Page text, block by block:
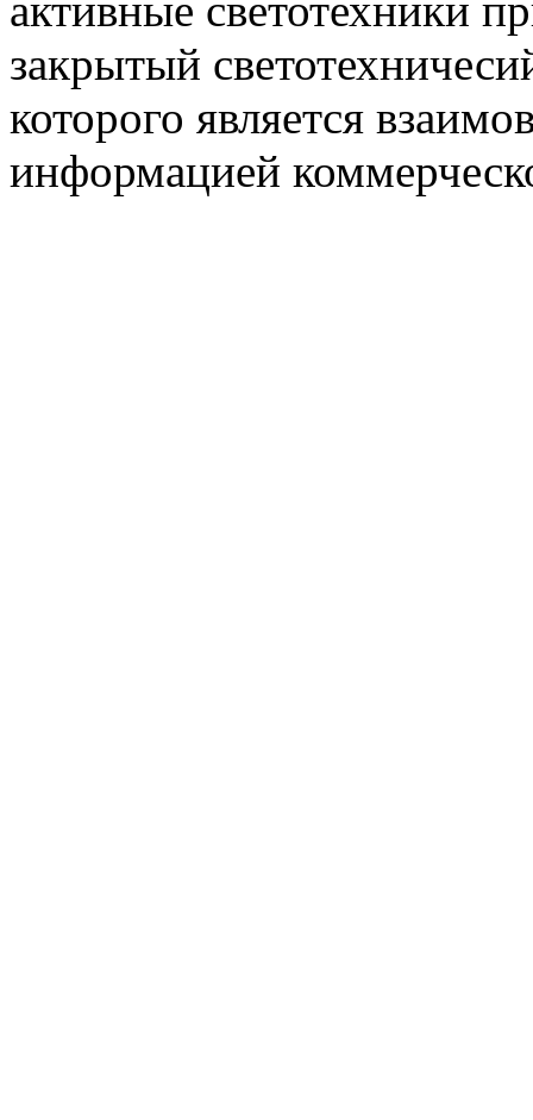
активные светотехники
закрытый
которого является
информацией